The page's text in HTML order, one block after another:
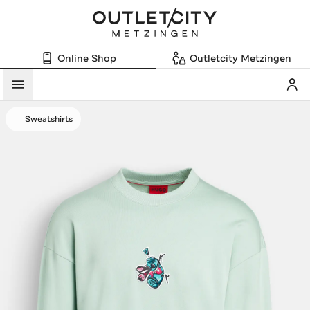
Online Shop Outletcity Metzingen
Menü
Sweatshirts